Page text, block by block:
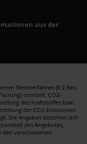
aus der
Messverfahren (§ 2 Nrn.
ermittelt. CO2-
des Kraftstoffes bzw.
der CO2-Emissionen
Die Angaben beziehen sich
des Angebotes,
den verschiedenen